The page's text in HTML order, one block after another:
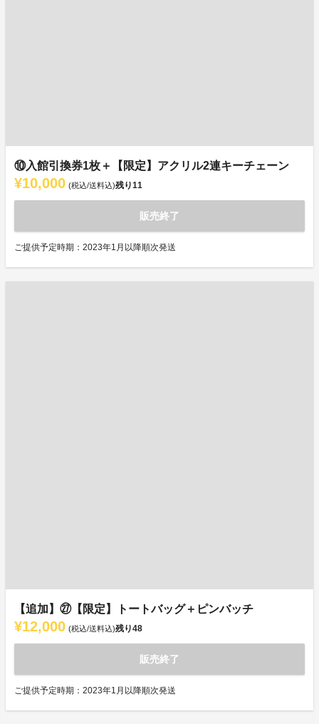
⑩入館引換券1枚＋【限定】アクリル2連キーチェーン
¥10,000 (税込/送料込)残り11
販売終了
ご提供予定時期：2023年1月以降順次発送
【追加】㉗【限定】トートバッグ＋ピンバッチ
¥12,000 (税込/送料込)残り48
販売終了
ご提供予定時期：2023年1月以降順次発送